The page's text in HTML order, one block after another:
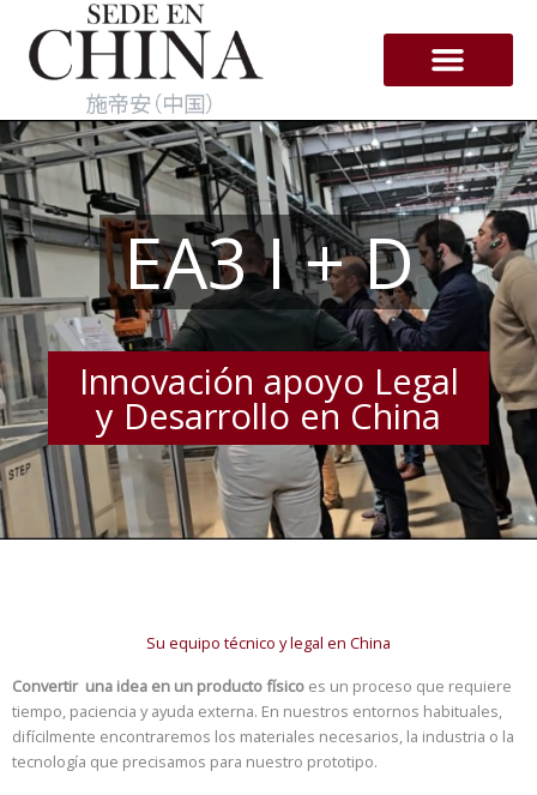
contenido
EA3 I + D
Innovación apoyo Legal
y Desarrollo en China
Su equipo técnico y legal en China
Convertir una idea en un producto físico es un proceso que requiere
tiempo, paciencia y ayuda externa. En nuestros entornos habituales,
difícilmente encontraremos los materiales necesarios, la industria o la
tecnología que precisamos para nuestro prototipo.